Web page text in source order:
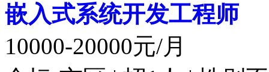
嵌入式系统开发工程师
10000-20000元/月